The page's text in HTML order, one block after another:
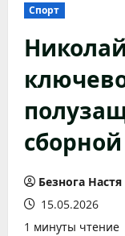
Спорт
Безнога Настя
15.05.2026
1 минуты чтение